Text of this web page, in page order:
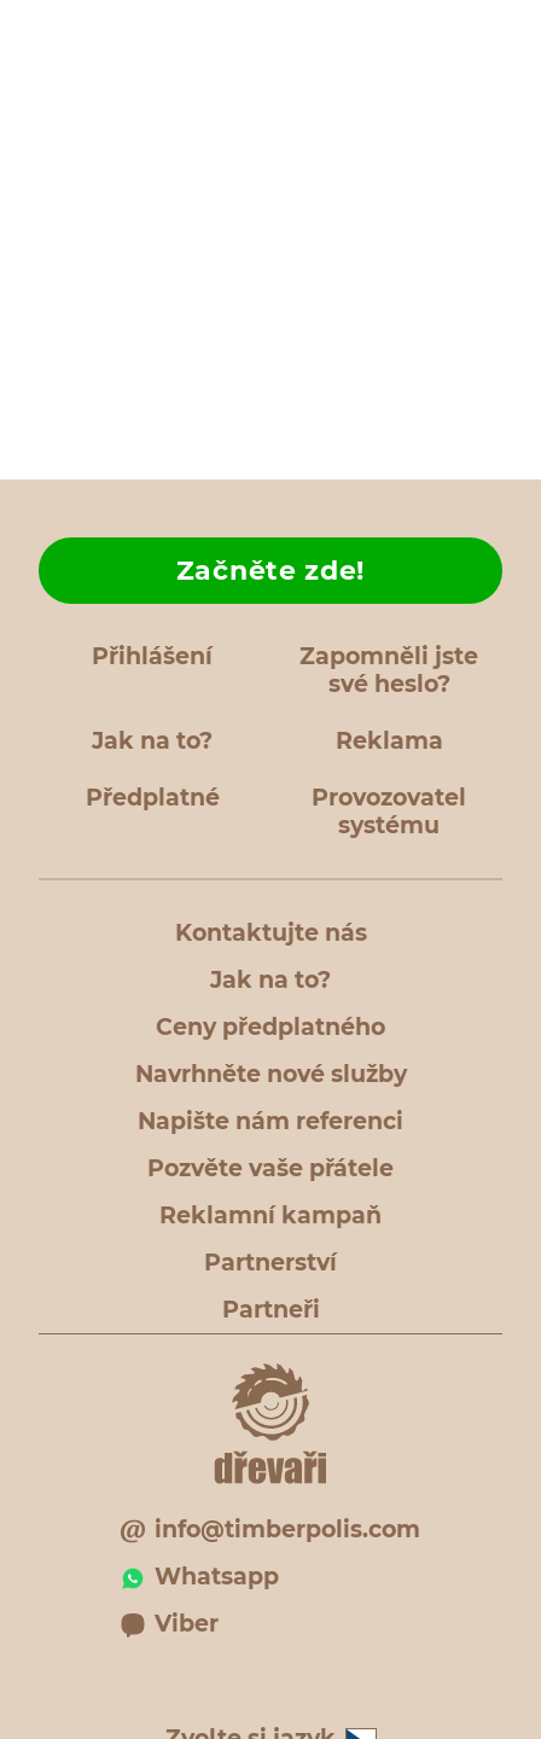
Přihlášení
Zapomněli jste
své heslo?
Jak na to?
Začněte zde!
Reklama
Předplatné
Provozovatel
systému
Kontaktujte nás
Jak na to?
Ceny předplatného
Navrhněte nové služby
Napište nám referenci
Pozvěte vaše přátele
Reklamní kampaň
Partnerství
Partneři
info@timberpolis.com
Whatsapp
Viber